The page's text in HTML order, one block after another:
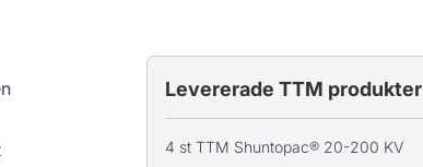
Levererade TTM produkter
4 st TTM Shuntopac® 20-200 KV